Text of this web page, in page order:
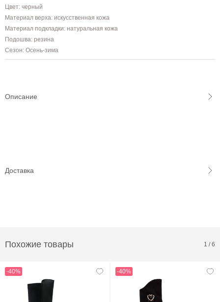
Цвет: черный
Материал верха: искусственная кожа
Материал подкладки: натуральная кожа
Подошва: резина
Сезон: Осень-зима
Описание
Доставка
Похожие товары 1 /6
-40% -40%